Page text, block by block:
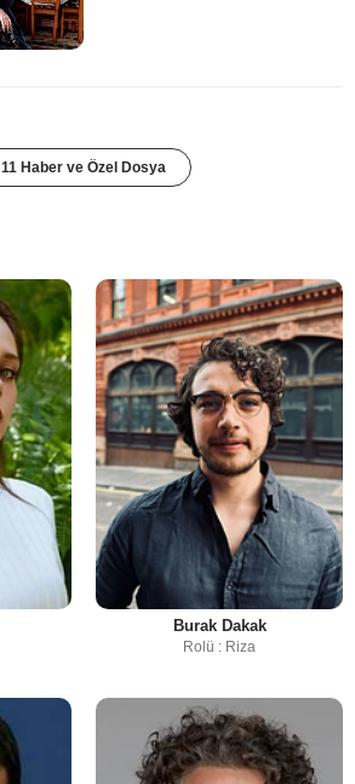
11 Haber ve Özel Dosya
Burak Dakak
Rolü : Riza